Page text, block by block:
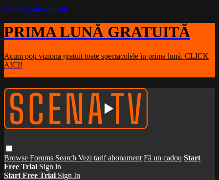
Skip to main content
PRIMA LUNĂ GRATUITĂ
Acum poți viziona gratuit toate spectacolele în prima lună. CLICK
AICI!
Browse Forums Search Vezi tarif abonament Fă un cadou Start
Free Trial Sign in
Start Free Trial Sign In